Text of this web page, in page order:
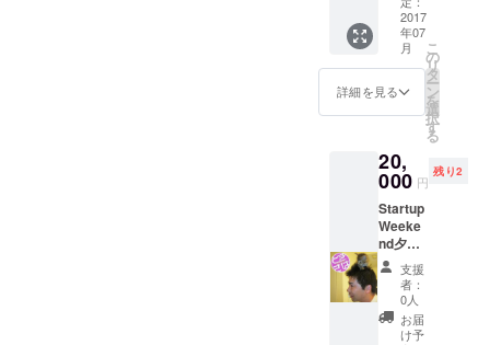
家賃1万
円、共
益費
5000
円、初
期費用
10000
ころ、
まとめ
て２万
円。
2018年
6月まで
有効で
す。ス
キー
シーズ
ンにい
2017
年07
月
詳細を見る
こ
の
リ
タ
ー
ン
を
選
択
す
る
20,
000 円
残り2
Startup
Weeke
nd夕張
オーガ
ナイ
ザー北
村によ
るPHP
支援
者：
0人
お届
け予